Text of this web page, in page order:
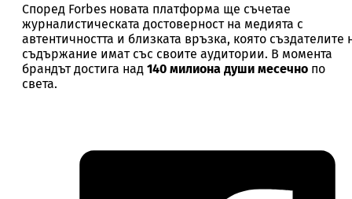
Според Forbes новата платформа ще съчетае
журналистическата достоверност на медията с
автентичността и близката връзка, която създателите
съдържание имат със своите аудитории. В момента
брандът достига над 140 милиона души месечно по
света.